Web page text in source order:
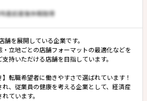
を展開している企業です。
立地ごとの店舗フォーマットの最適化などを
持いただける店舗を目指しています。
転職希望者に働きやすさで選ばれています！
、従業員の健康を考える企業として、経済産
ています。